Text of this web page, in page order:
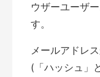
ウザーユーザ
す。
メールアドレ
(「ハッシュ」